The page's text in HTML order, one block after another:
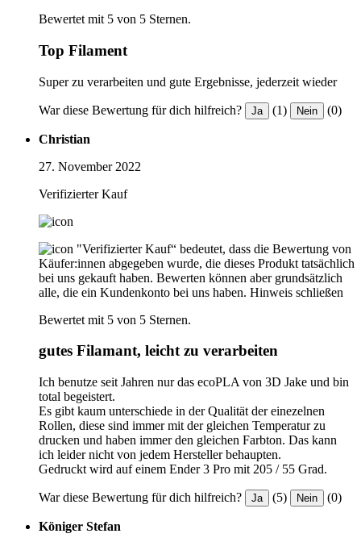
Bewertet mit 5 von 5 Sternen.
Top Filament
Super zu verarbeiten und gute Ergebnisse, jederzeit wieder
War diese Bewertung für dich hilfreich? Ja (1) Nein (0)
Christian
27. November 2022
Verifizierter Kauf
"Verifizierter Kauf“ bedeutet, dass die Bewertung von
Käufer:innen abgegeben wurde, die dieses Produkt tatsächlich
bei uns gekauft haben. Bewerten können aber grundsätzlich
alle, die ein Kundenkonto bei uns haben. Hinweis schließen
Bewertet mit 5 von 5 Sternen.
gutes Filamant, leicht zu verarbeiten
Ich benutze seit Jahren nur das ecoPLA von 3D Jake und bin
total begeistert.
Es gibt kaum unterschiede in der Qualität der einezelnen
Rollen, diese sind immer mit der gleichen Temperatur zu
drucken und haben immer den gleichen Farbton. Das kann
ich leider nicht von jedem Hersteller behaupten.
Gedruckt wird auf einem Ender 3 Pro mit 205 / 55 Grad.
War diese Bewertung für dich hilfreich? Ja (5) Nein (0)
Königer Stefan